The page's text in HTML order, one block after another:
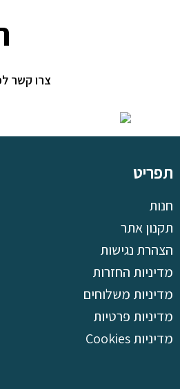
צרו קשר
תפריט
חנות
תקנון אתר
הצהרת נגישות
מדיניות החזרות
מדיניות משלוחים
מדיניות פרטיות
מדיניות Cookies